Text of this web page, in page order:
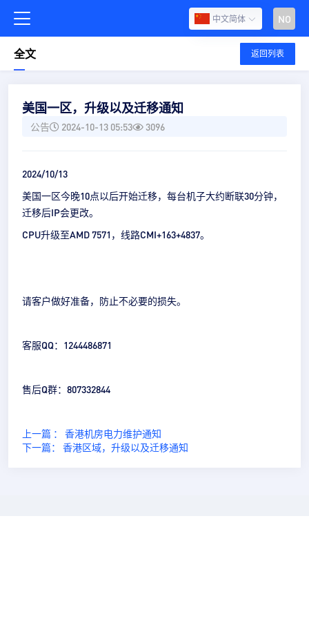
中文简体 NO
全文 返回列表
美国一区，升级以及迁移通知
公告 2024-10-13 05:53 3096
2024/10/13
美国一区今晚10点以后开始迁移，每台机子大约断联30分钟，
迁移后IP会更改。
CPU升级至AMD 7571，线路CMI+163+4837。
请客户做好准备，防止不必要的损失。
客服QQ：1244486871
售后Q群：807332844
上一篇 ： 香港机房电力维护通知
下一篇： 香港区域，升级以及迁移通知